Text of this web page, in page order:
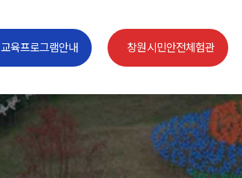
교육프로그램안내 창원시민안전체험관